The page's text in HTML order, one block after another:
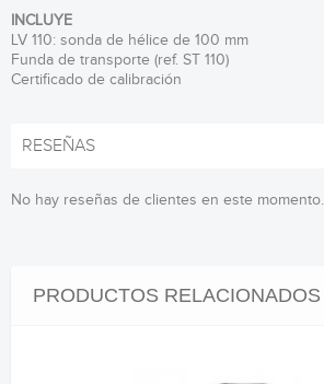
INCLUYE
LV 110: sonda de hélice de 100 mm
Funda de transporte (ref. ST 110)
Certificado de calibración
RESEÑAS
No hay reseñas de clientes en este momento.
PRODUCTOS RELACIONADOS